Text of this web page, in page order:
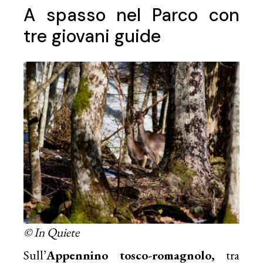
A spasso nel Parco con
tre giovani guide
© In Quiete
Sull’Appennino tosco-romagnolo, tra